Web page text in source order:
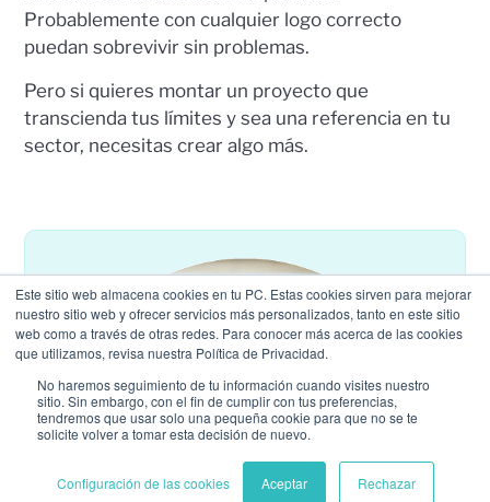
Este sitio web almacena cookies en tu PC. Estas cookies sirven para mejorar
nuestro sitio web y ofrecer servicios más personalizados, tanto en este sitio
web como a través de otras redes. Para conocer más acerca de las cookies
que utilizamos, revisa nuestra Política de Privacidad.
No haremos seguimiento de tu información cuando visites nuestro
sitio. Sin embargo, con el fin de cumplir con tus preferencias,
tendremos que usar solo una pequeña cookie para que no se te
solicite volver a tomar esta decisión de nuevo.
Configuración de las cookies Aceptar Rechazar
Probablemente con cualquier logo correcto
puedan sobrevivir sin problemas.
Pero si quieres montar un proyecto que
transcienda tus límites y sea una referencia en tu
sector, necesitas crear algo más.